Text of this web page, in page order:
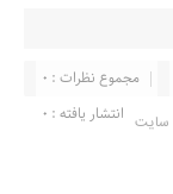
مجموع نظرات : 0
انتشار یافته : 0 سایت